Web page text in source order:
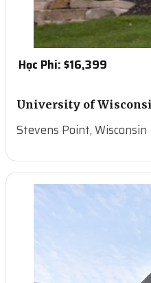
Học Phí: $16,399
University of
Stevens Point, Wisconsin